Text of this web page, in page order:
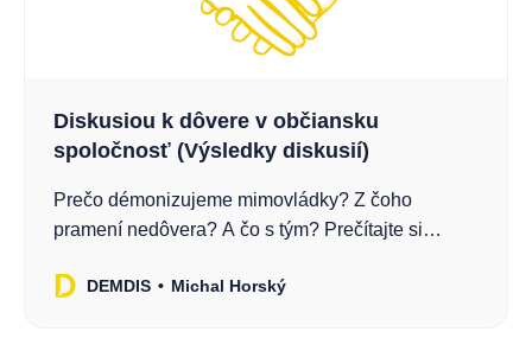
Diskusiou k dôvere v občiansku
spoločnosť (Výsledky diskusií)
Prečo démonizujeme mimovládky? Z čoho
pramení nedôvera? A čo s tým? Prečítajte si
DEMDIS Michal Horský